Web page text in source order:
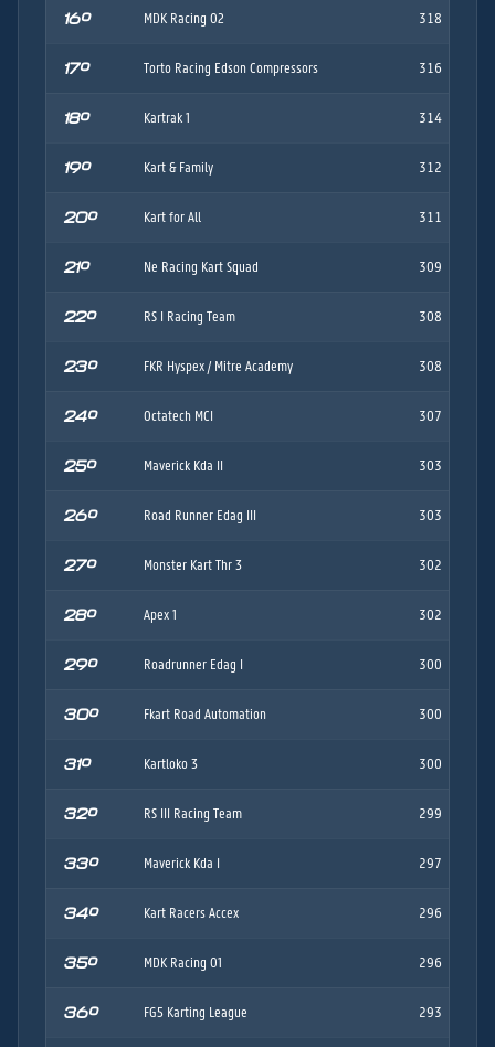
16º MDK Racing 02 318
17º Torto Racing Edson Compressors 316
18º Kartrak 1 314
19º Kart & Family 312
20º Kart for All 311
21º Ne Racing Kart Squad 309
22º RS I Racing Team 308
23º FKR Hyspex / Mitre Academy 308
24º Octatech MCI 307
25º Maverick Kda II 303
26º Road Runner Edag III 303
27º Monster Kart Thr 3 302
28º Apex 1 302
29º Roadrunner Edag I 300
30º Fkart Road Automation 300
31º Kartloko 3 300
32º RS III Racing Team 299
33º Maverick Kda I 297
34º Kart Racers Accex 296
35º MDK Racing 01 296
36º FG5 Karting League 293